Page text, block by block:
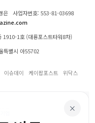
은
사업자번호: 553-81-03698
1910-1호 (대륭포스트타워8차)
특별시 아55702
이슈데이 케이팝포스트 위닥스
×